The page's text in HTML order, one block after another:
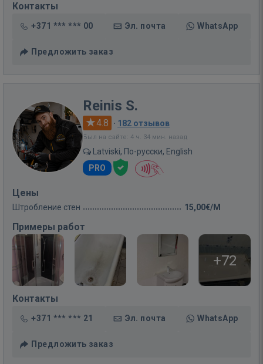
Контакты
+371 *** *** 00 Эл. почта WhatsApp
Предложить заказ
Reinis S.
4.8 · 182 отзывов
Был на сайте: 4 ч. 34 мин. назад
Latviski, По-русски, English
PRO
Цены
Штробление стен 15,00€/M
Примеры работ
+72
Контакты
+371 *** *** 21 Эл. почта WhatsApp
Предложить заказ